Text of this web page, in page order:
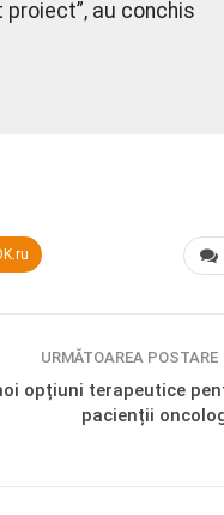
au conchis
URMĂTOAREA POSTARE
opțiuni terapeutice
pacienții